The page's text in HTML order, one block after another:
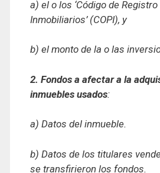
a) el o los ‘Código de
Inmobiliarios’ (COPI), y
b) el monto de la o las
2. Fondos a afectar a la
inmuebles usados:
a) Datos del inmueble.
b) Datos de los titulares
se transfirieron los fondos.